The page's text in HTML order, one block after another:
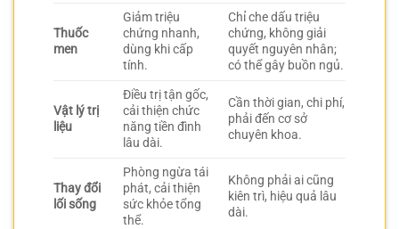
Thuốc
men
Giảm triệu
chứng nhanh,
dùng khi cấp
tính.
Chỉ che dấu triệu
chứng, không giải
quyết nguyên nhân;
có thể gây buồn ngủ.
Vật lý trị
liệu
Điều trị tận gốc,
cải thiện chức
năng tiền đình
lâu dài.
Cần thời gian, chi phí,
phải đến cơ sở
chuyên khoa.
Thay đổi
lối sống
Phòng ngừa tái
phát, cải thiện
sức khỏe tổng
thể.
Không phải ai cũng
kiên trì, hiệu quả lâu
dài.